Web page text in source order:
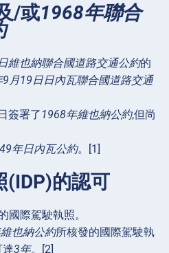
/或1968年聯合
維也納聯合國道路交通公約的
9月19日日內瓦聯合國道路交通
簽署了 1968年維也納公約,但尚
年日內瓦公約。[1]
(IDP)的認可
國際駕駛執照。
也納公約所核發的國際駕駛執
達3年。[2]